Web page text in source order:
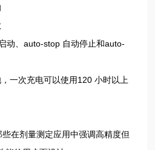
、auto-stop 自动停止和auto-
一次充电可以使用120 小时以上
在剂量测定应用中强调高精度但